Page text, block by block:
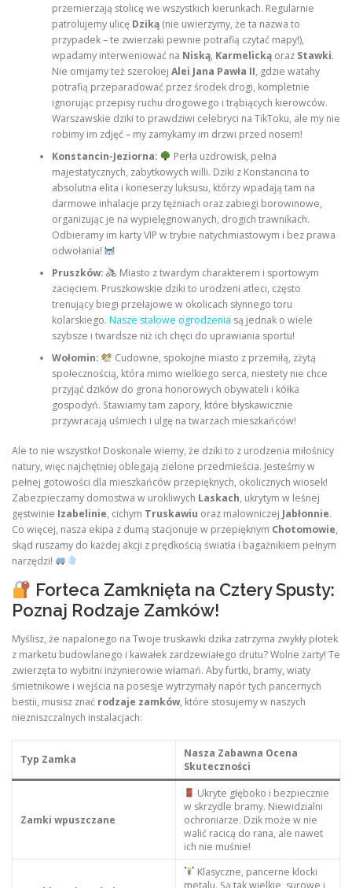
przemierzają stolicę we wszystkich kierunkach. Regularnie
patrolujemy ulicę Dziką(nie uwierzymy, że ta nazwa to
przypadek – te zwierzaki pewnie potrafią czytać mapy!),
wpadamy interweniować na Niską, Karmelickąoraz Stawki.
Nie omijamy też szerokiej Alei Jana Pawła II, gdzie watahy
potrafią przeparadować przez środek drogi, kompletnie
ignorując przepisy ruchu drogowego i trąbiących kierowców.
Warszawskie dziki to prawdziwi celebryci na TikToku, ale my nie
robimy im zdjęć – my zamykamy im drzwi przed nosem!
Konstancin-Jeziorna:
Perła uzdrowisk, pełna
majestatycznych, zabytkowych willi. Dziki z Konstancina to
absolutna elita i koneserzy luksusu, którzy wpadają tam na
darmowe inhalacje przy tężniach oraz zabiegi borowinowe,
organizując je na wypielęgnowanych, drogich trawnikach.
Odbieramy im karty VIP w trybie natychmiastowym i bez prawa
odwołania!
Pruszków:
Miasto z twardym charakterem i sportowym
zacięciem. Pruszkowskie dziki to urodzeni atleci, często
trenujący biegi przełajowe w okolicach słynnego toru
kolarskiego. Nasze stalowe ogrodzenia są jednak o wiele
szybsze i twardsze niż ich chęci do uprawiania sportu!
Wołomin:
Cudowne, spokojne miasto z przemiłą, zżytą
społecznością, która mimo wielkiego serca, niestety nie chce
przyjąć dzików do grona honorowych obywateli i kółka
gospodyń. Stawiamy tam zapory, które błyskawicznie
przywracają uśmiech i ulgę na twarzach mieszkańców!
Ale to nie wszystko! Doskonale wiemy, że dziki to z urodzenia miłośnicy
natury, więc najchętniej oblegają zielone przedmieścia. Jesteśmy w
pełnej gotowości dla mieszkańców przepięknych, okolicznych wiosek!
Zabezpieczamy domostwa w urokliwych Laskach, ukrytym w leśnej
gęstwinie Izabelinie, cichym Truskawiu oraz malowniczej Jabłonnie.
Co więcej, nasza ekipa z dumą stacjonuje w przepięknym Chotomowie,
skąd ruszamy do każdej akcji z prędkością światła i bagażnikiem pełnym
narzędzi!
Forteca Zamknięta na Cztery Spusty:
Poznaj Rodzaje Zamków!
Myślisz, że napalonego na Twoje truskawki dzika zatrzyma zwykły płotek
z marketu budowlanego i kawałek zardzewiałego drutu? Wolne żarty! Te
zwierzęta to wybitni inżynierowie włamań. Aby furtki, bramy, wiaty
śmietnikowe i wejścia na posesje wytrzymały napór tych pancernych
bestii, musisz znać rodzaje zamków, które stosujemy w naszych
niezniszczalnych instalacjach:
Typ Zamka
Nasza Zabawna Ocena
Skuteczności
Zamki wpuszczane
Ukryte głęboko i bezpiecznie
w skrzydle bramy. Niewidzialni
ochroniarze. Dzik może w nie
walić racicą do rana, ale nawet
ich nie muśnie!
Klasyczne, pancerne klocki
metalu. Są tak wielkie, surowe i